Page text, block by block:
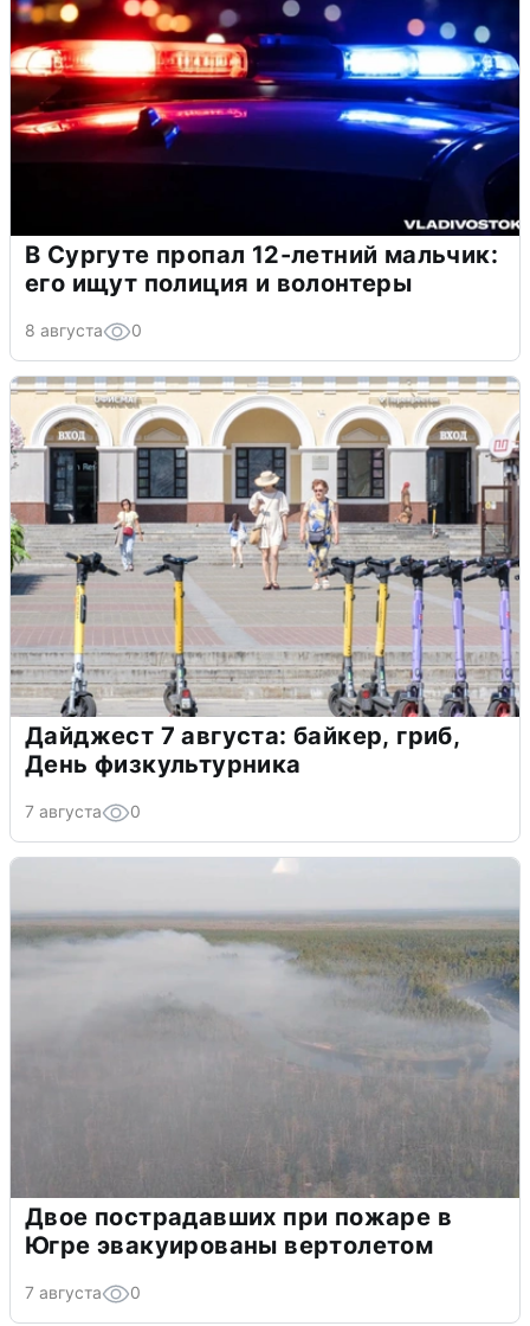
В Сургуте пропал 12-летний мальчик:
его ищут полиция и волонтеры
8 августа 0
Дайджест 7 августа: байкер, гриб,
День физкультурника
7 августа 0
Двое пострадавших при пожаре в
Югре эвакуированы вертолетом
7 августа 0